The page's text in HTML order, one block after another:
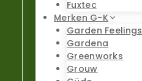
Fuxtec
Merken G-K
Garden Feelings
Gardena
Greenworks
Grouw